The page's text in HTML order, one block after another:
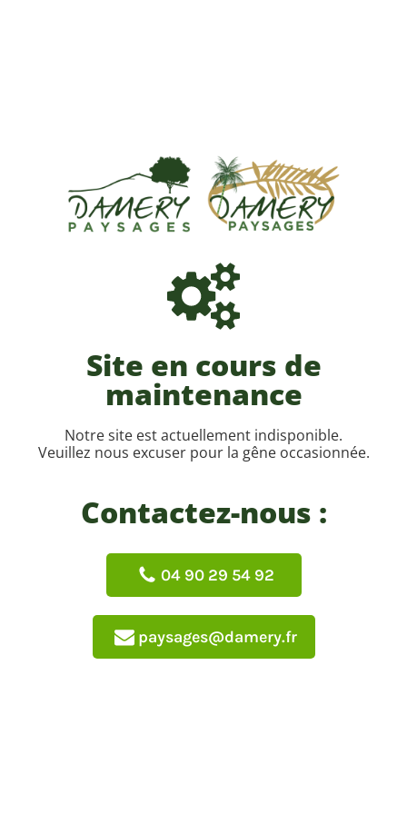
Site en cours de
maintenance
Notre site est actuellement indisponible.
Veuillez nous excuser pour la gêne occasionnée.
Contactez-nous :
04 90 29 54 92
paysages@damery.fr